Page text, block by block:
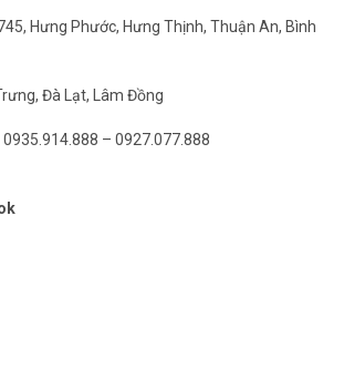
Hưng Phước, Hưng Thịnh, Thuận An, Bình
Đà Lạt, Lâm Đồng
– 0927.077.888